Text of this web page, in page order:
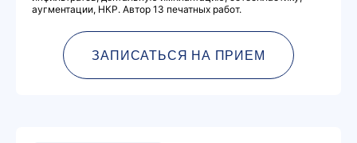
аугментации, НКР. Автор 13 печатных работ.
ЗАПИСАТЬСЯ НА ПРИЕМ